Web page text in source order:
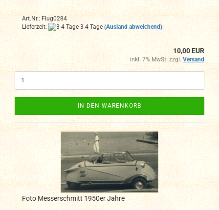
Art.Nr.: Flug0284
Lieferzeit:
3-4 Tage (Ausland abweichend)
10,00 EUR
inkl. 7% MwSt. zzgl. Versand
IN DEN WARENKORB
Foto Messerschmitt 1950er Jahre